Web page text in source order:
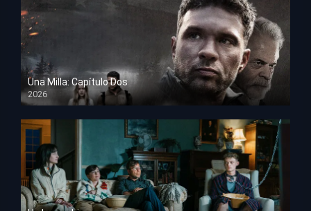
Una Milla: Capítulo Dos
2026
HD 1080p